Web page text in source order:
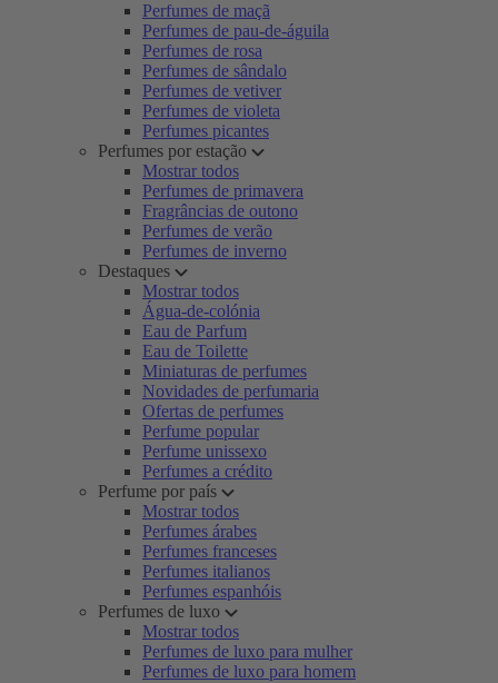
Perfumes de maçã
Perfumes de pau-de-águila
Perfumes de rosa
Perfumes de sândalo
Perfumes de vetiver
Perfumes de violeta
Perfumes picantes
Perfumes por estação
Mostrar todos
Perfumes de primavera
Fragrâncias de outono
Perfumes de verão
Perfumes de inverno
Destaques
Mostrar todos
Água-de-colónia
Eau de Parfum
Eau de Toilette
Miniaturas de perfumes
Novidades de perfumaria
Ofertas de perfumes
Perfume popular
Perfume unissexo
Perfumes a crédito
Perfume por país
Mostrar todos
Perfumes árabes
Perfumes franceses
Perfumes italianos
Perfumes espanhóis
Perfumes de luxo
Mostrar todos
Perfumes de luxo para mulher
Perfumes de luxo para homem